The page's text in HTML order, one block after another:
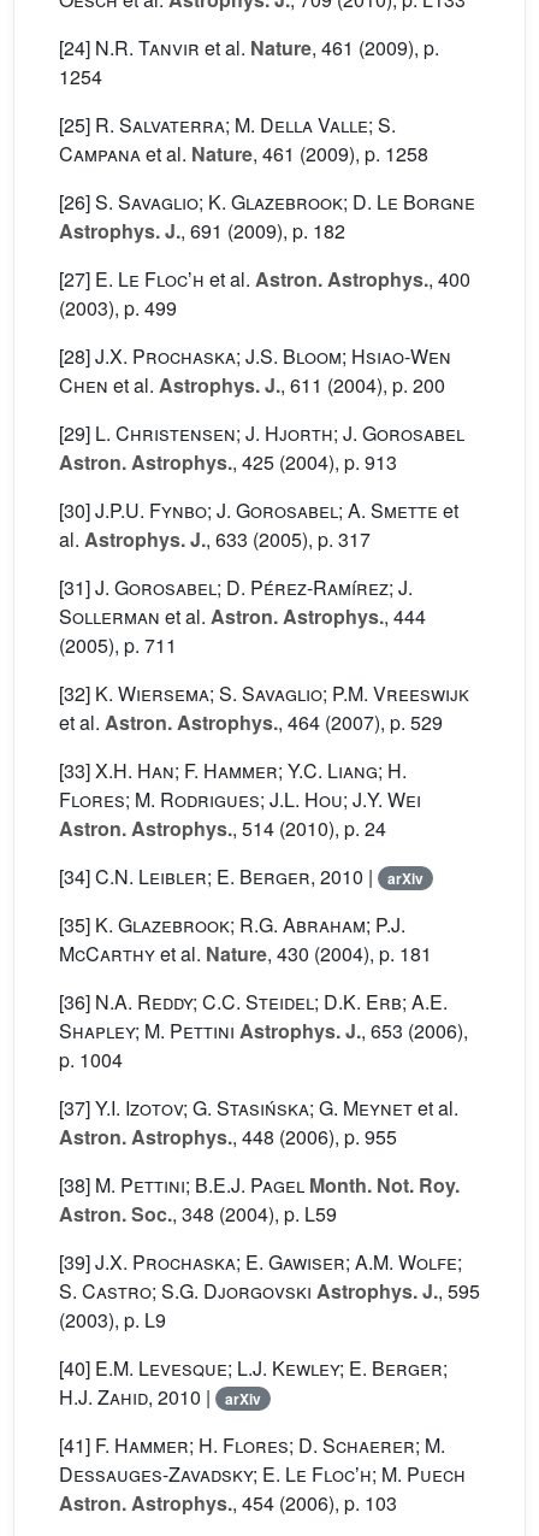
[24] N.R. Tanvir et al. Nature, 461 (2009), p.
1254
[25] R. Salvaterra; M. Della Valle; S.
Campanaet al. Nature, 461 (2009), p. 1258
[26]S. Savaglio; K. Glazebrook; D. Le Borgne
Astrophys. J., 691 (2009), p. 182
[27] E. Le Flocʼh et al. Astron. Astrophys., 400
(2003), p. 499
[28]J.X. Prochaska; J.S. Bloom; Hsiao-Wen
Chen et al. Astrophys. J., 611 (2004), p. 200
[29] L. Christensen; J. Hjorth; J. Gorosabel
Astron. Astrophys., 425 (2004), p. 913
[30]J.P.U. Fynbo; J. Gorosabel; A. Smette et
al. Astrophys. J., 633 (2005), p. 317
[31]J. Gorosabel; D. Pérez-Ramírez; J.
Sollerman et al. Astron. Astrophys., 444
(2005), p. 711
[32] K. Wiersema; S. Savaglio; P.M. Vreeswijk
et al. Astron. Astrophys., 464 (2007), p. 529
[33]X.H. Han; F. Hammer; Y.C. Liang; H.
Flores; M. Rodrigues; J.L. Hou; J.Y. Wei
Astron. Astrophys., 514 (2010), p. 24
[34]C.N. Leibler; E. Berger, 2010 | arXiv
[35] K. Glazebrook; R.G. Abraham; P.J.
McCarthyet al. Nature, 430 (2004), p. 181
[36] N.A. Reddy; C.C. Steidel; D.K. Erb; A.E.
Shapley; M. Pettini Astrophys. J., 653 (2006),
p. 1004
[37]Y.I. Izotov; G. Stasińska; G. Meynetet al.
Astron. Astrophys., 448 (2006), p. 955
[38] M. Pettini; B.E.J. Pagel Month. Not. Roy.
Astron. Soc., 348 (2004), p. L59
[39]J.X. Prochaska; E. Gawiser; A.M. Wolfe;
S. Castro; S.G. Djorgovski Astrophys. J., 595
(2003), p. L9
[40] E.M. Levesque; L.J. Kewley; E. Berger;
H.J. Zahid, 2010 | arXiv
[41] F. Hammer; H. Flores; D. Schaerer; M.
Dessauges-Zavadsky; E. Le Flocʼh; M. Puech
Astron. Astrophys., 454 (2006), p. 103